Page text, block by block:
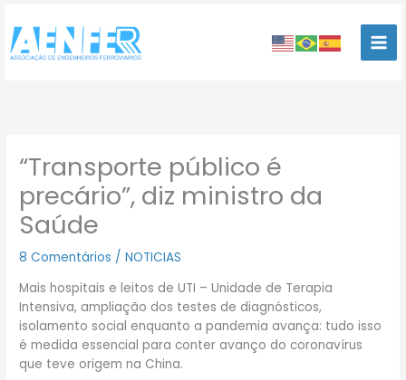
para
conteúdo
“Transporte público é
precário”, diz ministro da
Saúde
8 Comentários /NOTICIAS
Mais hospitais e leitos de UTI – Unidade de Terapia
Intensiva, ampliação dos testes de diagnósticos,
isolamento social enquanto a pandemia avança: tudo isso
é medida essencial para conter avanço do coronavírus
que teve origem na China.